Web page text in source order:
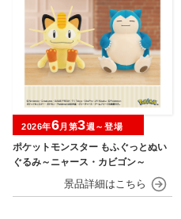
ポケットモンスター もふぐっとぬい
ぐるみ～ニャース・カビゴン～
2026年6月第3週～登場